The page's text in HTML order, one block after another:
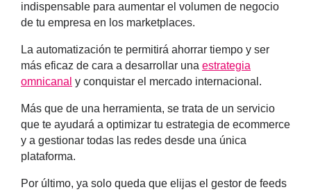
indispensable para aumentar el volumen de negocio
de tu empresa en los marketplaces.
La automatización te permitirá ahorrar tiempo y ser
más eficaz de cara a desarrollar una estrategia
omnicanal y conquistar el mercado internacional.
Más que de una herramienta, se trata de un servicio
que te ayudará a optimizar tu estrategia de ecommerce
y a gestionar todas las redes desde una única
plataforma.
Por último, ya solo queda que elijas el gestor de feeds